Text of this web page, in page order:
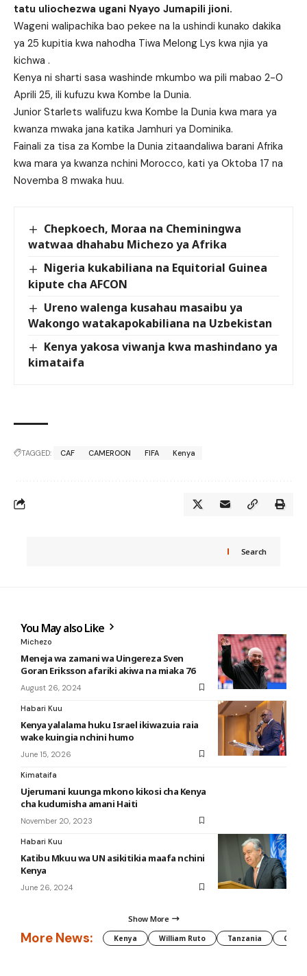
tatu uliochezwa ugani Nyayo Jumapili jioni.
Wageni walipachika bao pekee na la ushindi kunako dakika
ya 25 kupitia kwa nahodha Tiwa Melong Lys kwa njia ya
kichwa .
Kenya ni sharti sasa washinde mkumbo wa pili mabao 2-0
Aprili 25, ili kufuzu kwa Kombe la Dunia.
Junior Starlets walifuzu kwa Kombe la Dunia kwa mara ya
kwanza mwaka jana katika Jamhuri ya Dominika.
Fainali za tisa za Kombe la Dunia zitaandaliwa barani Afrika
kwa mara ya kwanza nchini Morocco, kati ya Oktoba 17 na
Novemba 8 mwaka huu.
Chepkoech, Moraa na Cheminingwa
watwaa dhahabu Michezo ya Afrika
Nigeria kukabiliana na Equitorial Guinea
kipute cha AFCON
Ureno walenga kusahau masaibu ya
Wakongo watakapokabiliana na Uzbekistan
Kenya yakosa viwanja kwa mashindano ya
kimataifa
TAGGED: CAF CAMEROON FIFA Kenya
Search
You May also Like
Michezo
Meneja wa zamani wa Uingereza Sven
Goran Eriksson afariki akiwa na miaka 76
August 26, 2024
Habari Kuu
Kenya yalalama huku Israel ikiwazuia raia
wake kuingia nchini humo
June 15, 2026
Kimataifa
Ujerumani kuunga mkono kikosi cha Kenya
cha kudumisha amani Haiti
November 20, 2023
Habari Kuu
Katibu Mkuu wa UN asikitikia maafa nchini
Kenya
June 26, 2024
Show More
More News: Kenya William Ruto Tanzania CAF